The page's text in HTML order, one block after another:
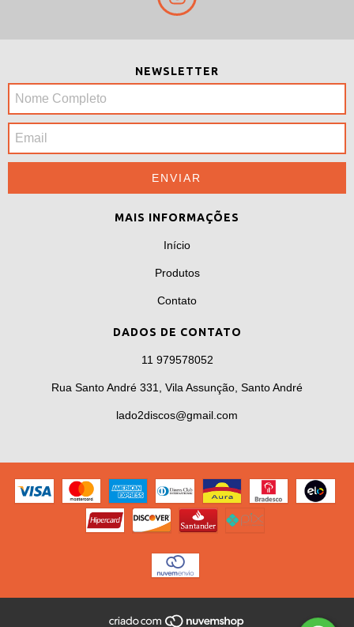
NEWSLETTER
MAIS INFORMAÇÕES
Início
Produtos
Contato
DADOS DE CONTATO
11 979578052
Rua Santo André 331, Vila Assunção, Santo André
lado2discos@gmail.com